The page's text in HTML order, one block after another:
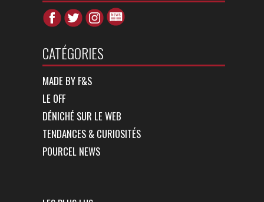
CATÉGORIES
MADE BY F&S
LE OFF
DÉNICHÉ SUR LE WEB
TENDANCES & CURIOSITÉS
POURCEL NEWS